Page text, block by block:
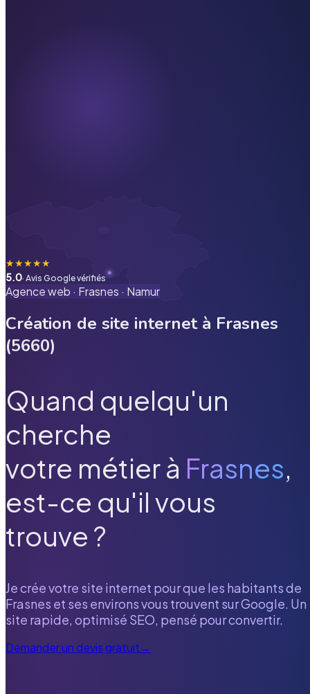
★★★★★
5.0· Avis Google vérifiés
Agence web · Frasnes · Namur
Création de site internet à Frasnes
(5660)
Quand quelqu'un
cherche
votre métier à Frasnes,
est-ce qu'il vous
trouve ?
Je crée votre site internet pour que les habitants de
Frasnes et ses environs vous trouvent sur Google. Un
site rapide, optimisé SEO, pensé pour convertir.
Demander un devis gratuit→